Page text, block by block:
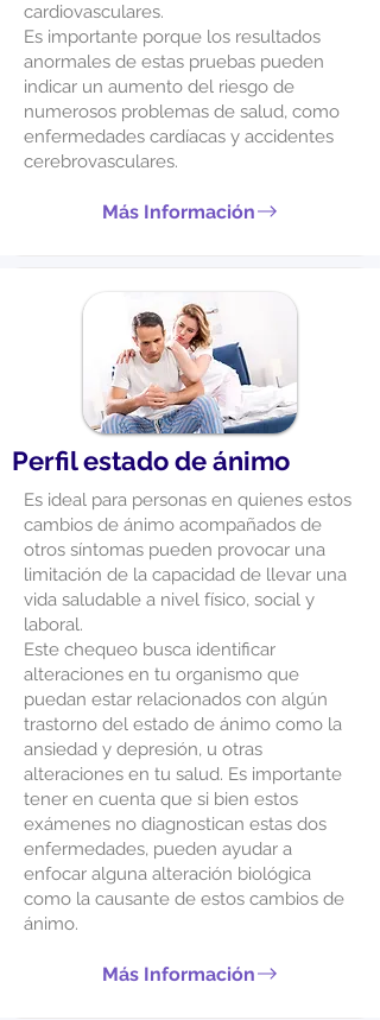
cardiovasculares.
Es importante porque los resultados
anormales de estas pruebas pueden
indicar un aumento del riesgo de
numerosos problemas de salud, como
enfermedades cardíacas y accidentes
cerebrovasculares.
Más Información
Perfil estado de ánimo
Es ideal para personas en quienes estos
cambios de ánimo acompañados de
otros síntomas pueden provocar una
limitación de la capacidad de llevar una
vida saludable a nivel físico, social y
laboral.
Este chequeo busca identificar
alteraciones en tu organismo que
puedan estar relacionados con algún
trastorno del estado de ánimo como la
ansiedad y depresión, u otras
alteraciones en tu salud. Es importante
tener en cuenta que si bien estos
exámenes no diagnostican estas dos
enfermedades, pueden ayudar a
enfocar alguna alteración biológica
como la causante de estos cambios de
ánimo.
Más Información